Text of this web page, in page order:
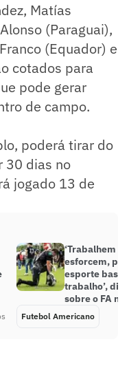
Matías
(Paraguai),
(Equador) e
cotados para
pode gerar
de campo.
poderá tirar do
30 dias no
jogado 13 de
‘Trabalhem
esforcem,
esporte
trabalho’, diz
sobre o FA no
Futebol Americano